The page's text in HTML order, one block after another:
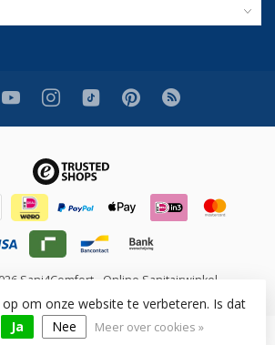
Sani4Comfort - Online Sanitairwinkel
voor [shop_name]: [rating]/10
om onze website te verbeteren. Is dat
Ja Nee Meer over cookies »